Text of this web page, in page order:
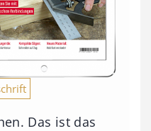
Das ist das